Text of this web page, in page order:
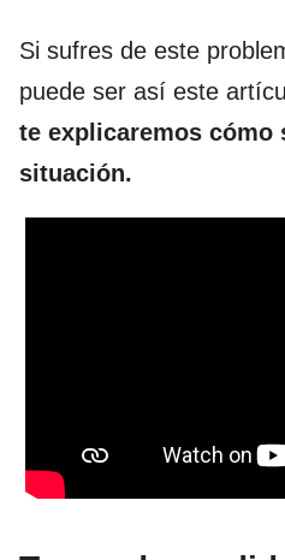
Si sufres de este
puede ser así este
te explicaremos cómo
situación.